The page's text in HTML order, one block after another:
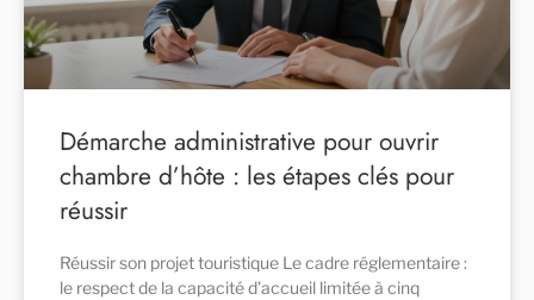
Démarche administrative pour ouvrir
chambre d’hôte : les étapes clés pour
réussir
Réussir son projet touristique Le cadre réglementaire :
le respect de la capacité d’accueil limitée à cinq